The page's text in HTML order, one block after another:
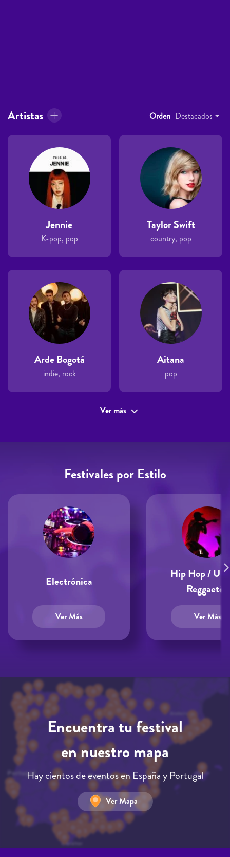
Artistas Orden Destacados
Jennie
K-pop, pop
Taylor Swift
country, pop
Arde Bogotá
indie, rock
Aitana
pop
Ver más
Festivales por Estilo
Electrónica
Ver Más
Hip Hop /
Reggaetón
Ver Más
Encuentra tu festival
en nuestro mapa
Hay cientos de eventos en España y Portugal
Ver Mapa